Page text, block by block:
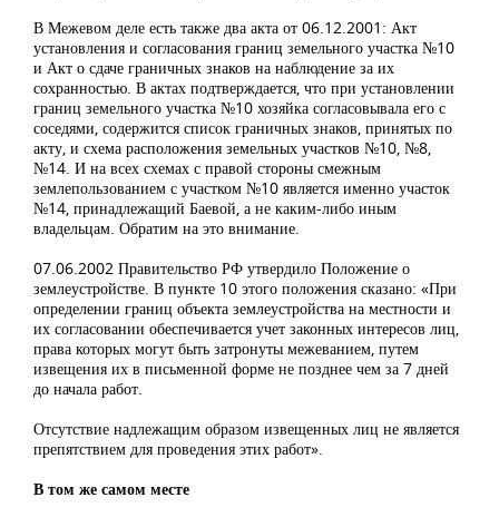
В Межевом деле есть также два акта от 06.12.2001: Акт
установления и согласования границ земельного участка №10
и Акт о сдаче граничных знаков на наблюдение за их
сохранностью. В актах подтверждается, что при установлении
границ земельного участка №10 хозяйка согласовывала его с
соседями, содержится список граничных знаков, принятых по
акту, и схема расположения земельных участков №10, №8,
№14. И на всех схемах с правой стороны смежным
землепользованием с участком №10 является именно участок
№14, принадлежащий Баевой, а не каким-либо иным
владельцам. Обратим на это внимание.
07.06.2002 Правительство РФ утвердило Положение о
землеустройстве. В пункте 10 этого положения сказано: «При
определении границ объекта землеустройства на местности и
их согласовании обеспечивается учет законных интересов лиц,
права которых могут быть затронуты межеванием, путем
извещения их в письменной форме не позднее чем за 7 дней
до начала работ.
Отсутствие надлежащим образом извещенных лиц не является
препятствием для проведения этих работ».
В том же самом месте